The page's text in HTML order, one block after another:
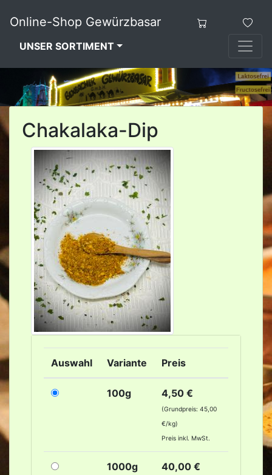
Online-Shop Gewürzbasar
UNSER SORTIMENT
Chakalaka-Dip
Auswahl Variante Preis
100g 4,50 €
(Grundpreis: 45,00
€/kg)
Preis inkl. MwSt.
1000g 40,00 €